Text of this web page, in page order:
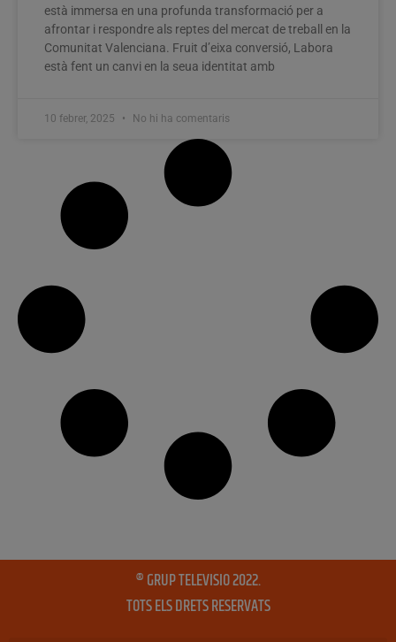
està immersa en una profunda transformació per a
afrontar i respondre als reptes del mercat de treball en la
Comunitat Valenciana. Fruit d’eixa conversió, Labora
està fent un canvi en la seua identitat amb
10 febrer, 2025 No hi ha comentaris
® GRUP TELEVISIO 2022.
TOTS ELS DRETS RESERVATS